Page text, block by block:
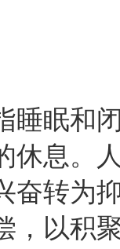
眠和闭
休息。
奋转为
，以积